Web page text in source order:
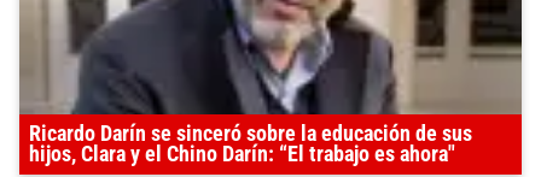
Ricardo Darín se sinceró sobre la educación de sus
hijos, Clara y el Chino Darín: “El trabajo es ahora"